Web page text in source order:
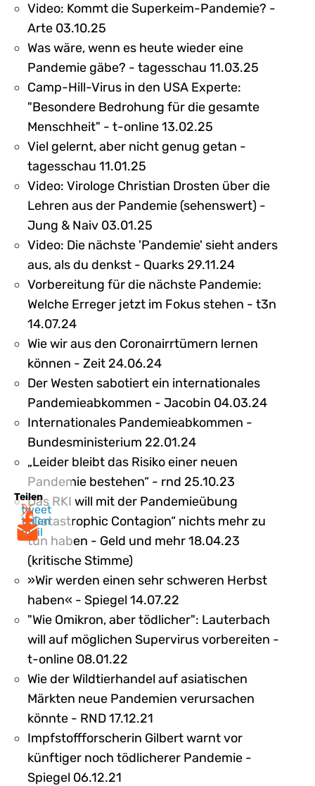
Teilen
tweet
teilen
mail
Video: Kommt die Superkeim-Pandemie? -
Arte 03.10.25
Was wäre, wenn es heute wieder eine
Pandemie gäbe? - tagesschau 11.03.25
Camp-Hill-Virus in den USA Experte:
"Besondere Bedrohung für die gesamte
Menschheit" - t-online 13.02.25
Viel gelernt, aber nicht genug getan -
tagesschau 11.01.25
Video: Virologe Christian Drosten über die
Lehren aus der Pandemie (sehenswert) -
Jung & Naiv 03.01.25
Video: Die nächste 'Pandemie' sieht anders
aus, als du denkst - Quarks 29.11.24
Vorbereitung für die nächste Pandemie:
Welche Erreger jetzt im Fokus stehen - t3n
14.07.24
Wie wir aus den Coronairrtümern lernen
können - Zeit 24.06.24
Der Westen sabotiert ein internationales
Pandemie­abkommen - Jacobin 04.03.24
Internationales Pandemieabkommen -
Bundesministerium 22.01.24
„Leider bleibt das Risiko einer neuen
Pandemie bestehen“ - rnd 25.10.23
Das RKI will mit der Pandemieübung
„Catastrophic Contagion“ nichts mehr zu
tun haben - Geld und mehr 18.04.23
(kritische Stimme)
»Wir werden einen sehr schweren Herbst
haben« - Spiegel 14.07.22
"Wie Omikron, aber tödlicher": Lauterbach
will auf möglichen Supervirus vorbereiten -
t-online 08.01.22
Wie der Wildtierhandel auf asiatischen
Märkten neue Pandemien verursachen
könnte - RND 17.12.21
Impfstoffforscherin Gilbert warnt vor
künftiger noch tödlicherer Pandemie -
Spiegel 06.12.21